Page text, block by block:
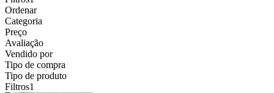
Ordenar
Categoria
Preço
Avaliação
Vendido por
Tipo de compra
Tipo de produto
Filtros1